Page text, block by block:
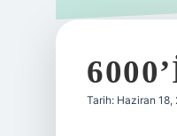
Tarih: Haziran 18,